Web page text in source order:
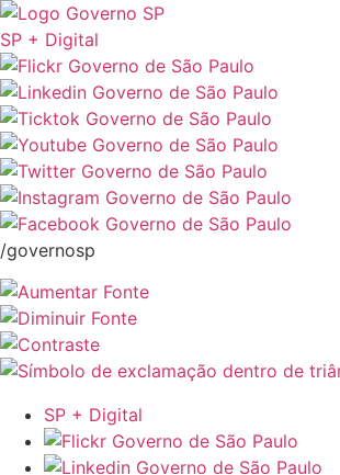
SP + Digital
/governosp
SP + Digital